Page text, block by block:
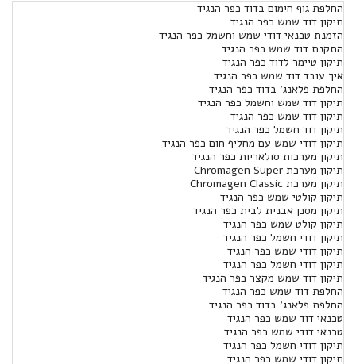
החלפת גוף חימום בדוד כפר הנגיד
תיקון דוד שמש כפר הנגיד
הזמנת טכנאי דודי שמש וחשמל כפר הנגיד
התקנת דוד שמש כפר הנגיד
תיקון טיימר לדוד כפר הנגיד
איך עובד דוד שמש כפר הנגיד
החלפת פלאנג' בדוד כפר הנגיד
תיקון דוד שמש וחשמל כפר הנגיד
תיקון דוד שמש כפר הנגיד
תיקון דוד חשמל כפר הנגיד
תיקון דודי שמש עם מחליף חום כפר הנגיד
תיקון מערכות סולאריות כפר הנגיד
תיקון מערכת Chromagen Super
תיקון מערכת Chromagen Classic
תיקון קולטי שמש כפר הנגיד
תיקון מסנן אבנית לבית כפר הנגיד
תיקון קולט שמש כפר הנגיד
תיקון דודי חשמל כפר הנגיד
תיקון דודי שמש כפר הנגיד
תיקון דודי חשמל כפר הנגיד
תיקון דוד שמש מקצר כפר הנגיד
החלפת דוד שמש כפר הנגיד
החלפת פלאנג' בדוד כפר הנגיד
טכנאי דוד שמש כפר הנגיד
טכנאי דודי שמש כפר הנגיד
תיקון דודי חשמל כפר הנגיד
תיקון דודי שמש כפר הנגיד